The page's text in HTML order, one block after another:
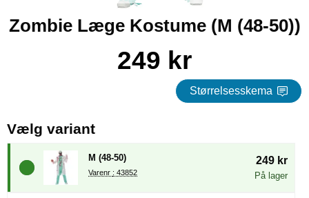
Zombie Læge Kostume (M (48-50))
Køb dette produkt Zombie Læge Kostume
pris
249 kr
Størrelsesskema
Vælg variant, (Valg af en ny radioknap vil
M (48-50)
Varenr : 43852
249 kr
På lager